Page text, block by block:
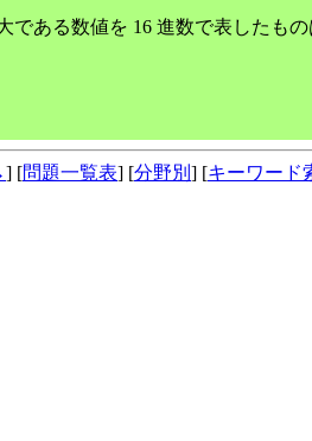
ある数値を 16 進数で表したもの
] [問題一覧表] [分野別 ] [キーワード